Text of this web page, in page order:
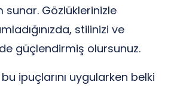
Gözlüklerinizle
stilinizi ve
güçlendirmiş olursunuz.
ipuçlarını uygularken belki